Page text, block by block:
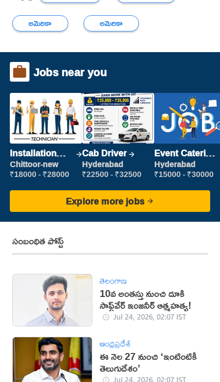
అమెరికా
అమెరికా
Jobs near you
Installation
Engineer/
Helper
Chittoor-new
₹18000 - ₹28000
Cab Driver
Hyderabad
₹22500 - ₹32500
Event Catering
Staff
Hyderabad
₹15000 - ₹30000
Explore more jobs
సంబంధిత పోస్ట్
తెలంగాణ
10వ అంతస్తు నుంచి దూకి
సాఫ్ట్‌వేర్ ఇంజనీర్ ఆత్మహత్య!
Jul 24, 2026, 02:07 IST
ఆంధ్రప్రదేశ్
ఈ నెల 27 నుంచి ‘ఇంటింటికీ
తెలుగుదేశం’
Jul 24, 2026, 02:07 IST